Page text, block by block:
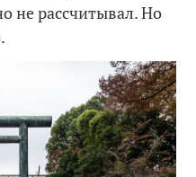
не рассчитывал. Но